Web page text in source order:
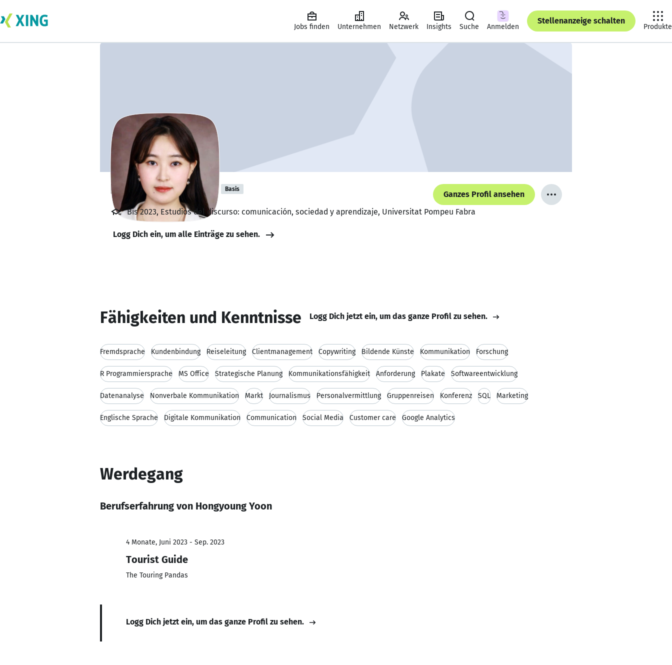
Jobs finden Unternehmen Netzwerk Insights Suche Anmelden
Stellenanzeige schalten
Produkte
Hongyoung Yoon Basis
Ganzes Profil ansehen
Bis 2023, Estudios del discurso: comunicación, sociedad y aprendizaje, Universitat Pompeu Fabra
Logg Dich ein, um alle Einträge zu sehen.
Fähigkeiten und Kenntnisse Logg Dich jetzt ein, um das ganze Profil zu sehen.
Fremdsprache Kundenbindung Reiseleitung Clientmanagement Copywriting Bildende Künste Kommunikation Forschung
R Programmiersprache MS Office Strategische Planung Kommunikationsfähigkeit Anforderung Plakate Softwareentwicklung
Datenanalyse Nonverbale Kommunikation Markt Journalismus Personalvermittlung Gruppenreisen Konferenz SQL Marketing
Englische Sprache Digitale Kommunikation Communication Social Media Customer care Google Analytics
Werdegang
Berufserfahrung von Hongyoung Yoon
4 Monate, Juni 2023 - Sep. 2023
Tourist Guide
The Touring Pandas
Logg Dich jetzt ein, um das ganze Profil zu sehen.